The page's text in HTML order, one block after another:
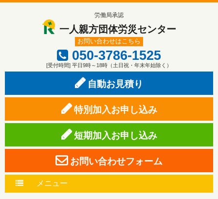
労働局承認
一人親方団体労災センター
お問い合わせはこちら
050-3786-1525
[受付時間] 平日9時～18時（土日祝・年末年始除く）
自動お見積り
特別加入お申し込み
短期加入お申し込み
お問い合わせフォーム
メニュー